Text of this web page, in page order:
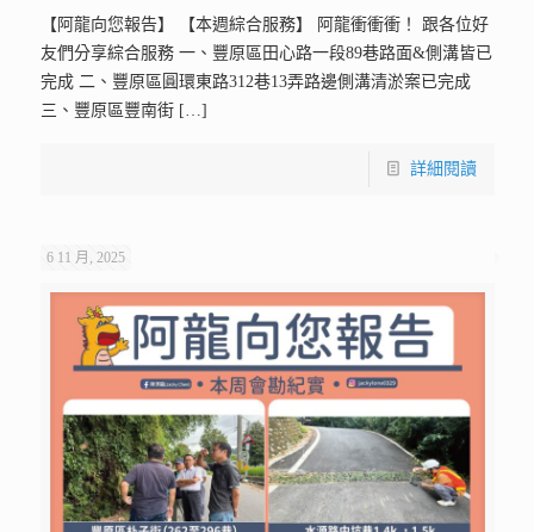
【阿龍向您報告】 【本週綜合服務】 阿龍衝衝衝！ 跟各位好
友們分享綜合服務 一、豐原區田心路一段89巷路面&側溝皆已
完成 二、豐原區圓環東路312巷13弄路邊側溝清淤案已完成
三、豐原區豐南街[…]
詳細閱讀
6 11 月, 2025